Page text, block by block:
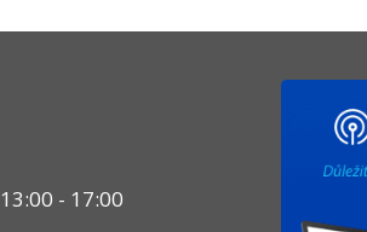
13:00 - 17:00